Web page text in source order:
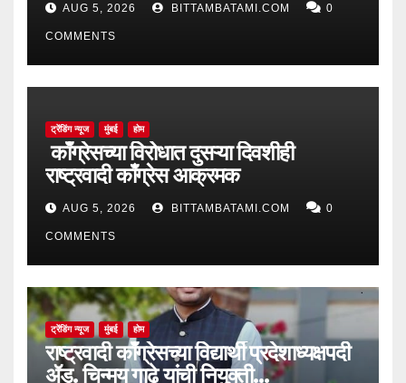
AUG 5, 2026 BITTAMBATAMI.COM 0
COMMENTS
ट्रेंडिंग न्यूज मुंबई होम
काँग्रेसच्या विरोधात दुसऱ्या दिवशीही
राष्ट्रवादी काँग्रेस आक्रमक
AUG 5, 2026 BITTAMBATAMI.COM 0
COMMENTS
ट्रेंडिंग न्यूज मुंबई होम
राष्ट्रवादी काँग्रेसच्या विद्यार्थी प्रदेशाध्यक्षपदी
ॲड. चिन्मय गाढे यांची नियुक्ती…